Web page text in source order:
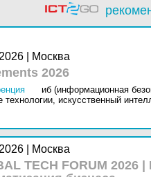
| Москва
2026
иб (информационная
технологии, искусственный
| Москва
TECH FORUM